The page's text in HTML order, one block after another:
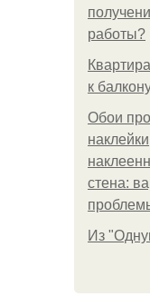
работы?
к
Обои
стена:
Из